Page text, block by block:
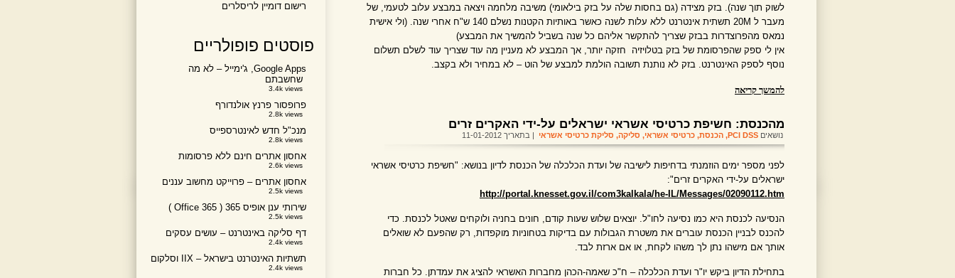
לשוק תוך שנה). בזק מצידה (גם בחסות שלה על בזק בילאומי) משיבה מלחמה ויצאה במבצע עלוב לטעמי, של
מעבר ל 20M תשתית אינטרנט ללא עלות לשנה כאשר באותיות הקטנות נשלם 140 ש"ח אחרי שנה. (ולי אישית
נמאס מהפרוצדרות בבזק שצריך להתקשר אליהם כל שנה בשביל להמשיך את המבצע)
אין לי ספק שהפרסומת של בזק בטלויזיה חזקה יותר, אך המבצע לא מעניין מה עוד שצריך עוד לשלם תשלום
נוסף לספק האינטרנט. בזק לא נותנת תשובה הולמת למבצע של הוט – לא במחיר ולא בקצב.
להמשך קריאה
מהכנסת: חשיפת כרטיסי אשראי ישראלים על-ידי האקרים זרים
נושאים PCI DSS
, הכנסת, כרטיסי אשראי, סליקה, סליקת כרטיסי אשראי | בתאריך 11-01-2012
לפני מספר ימים הוזמנתי בדחיפות לישיבה של ועדת הכלכלה של הכנסת לדיון בנושא: "חשיפת כרטיסי אשראי
ישראלים על-ידי האקרים זרים":
http://portal.knesset.gov.il/com3kalkala/he-IL/Messages/02090112.htm
הנסיעה לכנסת היא כמו נסיעה לחו"ל. יוצאים שלוש שעות קודם, חונים בחניה ולוקחים שאטל לכנסת. כדי
להכנס לבניין הכנסת עוברים את משטרת הגבולות עם בדיקות בטחוניות מוקפדות, רק שהפעם לא שואלים
אותך אם מישהו נתן לך משהו לקחת, או אם ארזת לבד.
בתחילת הדיון ביקש יו"ר ועדת הכלכלה – ח"כ שאמה-הכהן מחברות האשראי להציג את עמדתן. כל חברות
רישום דומיין לריסלרים
פוסטים פופולריים
Google Apps, ג'ימייל – לא מה
שחשבתם
3.4k views
פרופסור פרנץ אולנדורף
2.8k views
מנכ"ל חדש לאינטרספייס
2.8k views
אחסון אתרים חינם ללא פרסומות
2.6k views
אחסון אתרים – פרוייקט מחשוב עננים
2.5k views
שירותי ענן אופיס 365 ( Office 365 )
2.5k views
דף סליקה באינטרנט – עושים עסקים
2.4k views
תשתיות האינטרנט בישראל – IIX וסלקום
2.4k views